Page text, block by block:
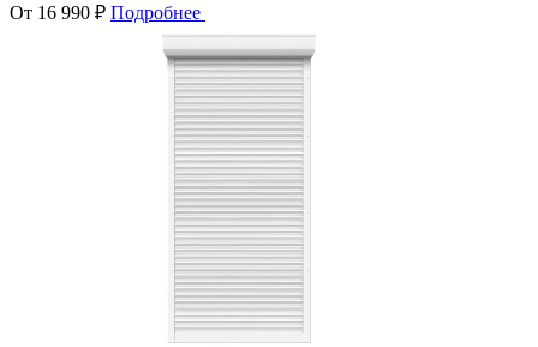
От 16 990 ₽ Подробнее